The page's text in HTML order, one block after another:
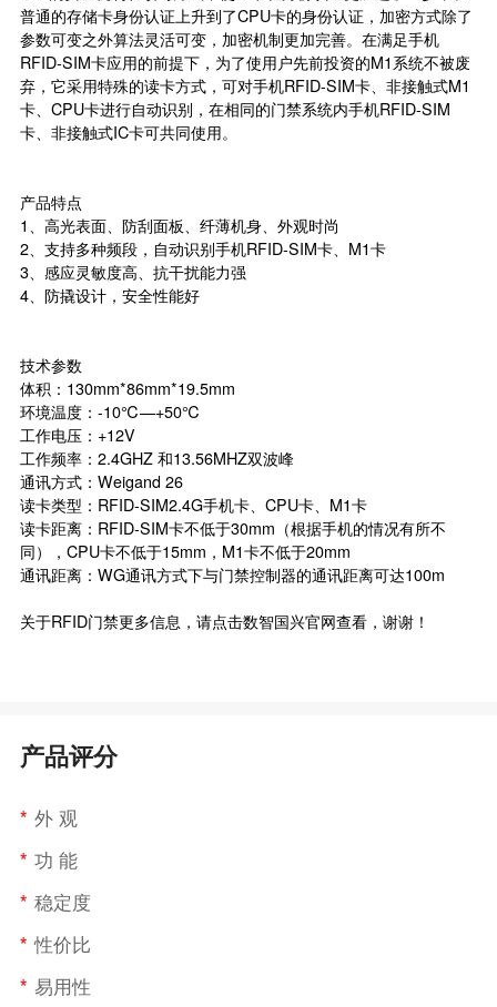
普通的存储卡身份认证上升到了CPU卡的身份认证，加密方式除了
参数可变之外算法灵活可变，加密机制更加完善。在满足手机
RFID-SIM卡应用的前提下，为了使用户先前投资的M1系统不被废
弃，它采用特殊的读卡方式，可对手机RFID-SIM卡、非接触式M1
卡、CPU卡进行自动识别，在相同的门禁系统内手机RFID-SIM
卡、非接触式IC卡可共同使用。
产品特点
1、高光表面、防刮面板、纤薄机身、外观时尚
2、支持多种频段，自动识别手机RFID-SIM卡、M1卡
3、感应灵敏度高、抗干扰能力强
4、防撬设计，安全性能好
技术参数
体积：130mm*86mm*19.5mm
环境温度：-10℃—+50℃
工作电压：+12V
工作频率：2.4GHZ 和13.56MHZ双波峰
通讯方式：Weigand 26
读卡类型：RFID-SIM2.4G手机卡、CPU卡、M1卡
读卡距离：RFID-SIM卡不低于30mm（根据手机的情况有所不
同），CPU卡不低于15mm，M1卡不低于20mm
通讯距离：WG通讯方式下与门禁控制器的通讯距离可达100m
关于RFID门禁更多信息，请点击数智国兴官网查看，谢谢！
产品评分
* 外 观
* 功 能
* 稳定度
* 性价比
* 易用性